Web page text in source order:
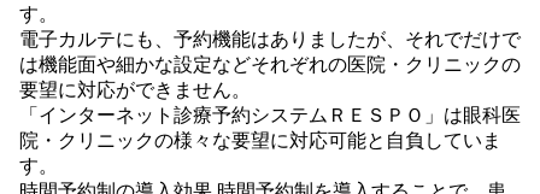
す。
電子カルテにも、予約機能はありましたが、それでだけで
は機能面や細かな設定などそれぞれの医院・クリニックの
要望に対応ができません。
「インターネット診療予約システムＲＥＳＰＯ」は眼科医
院・クリニックの様々な要望に対応可能と自負していま
す。